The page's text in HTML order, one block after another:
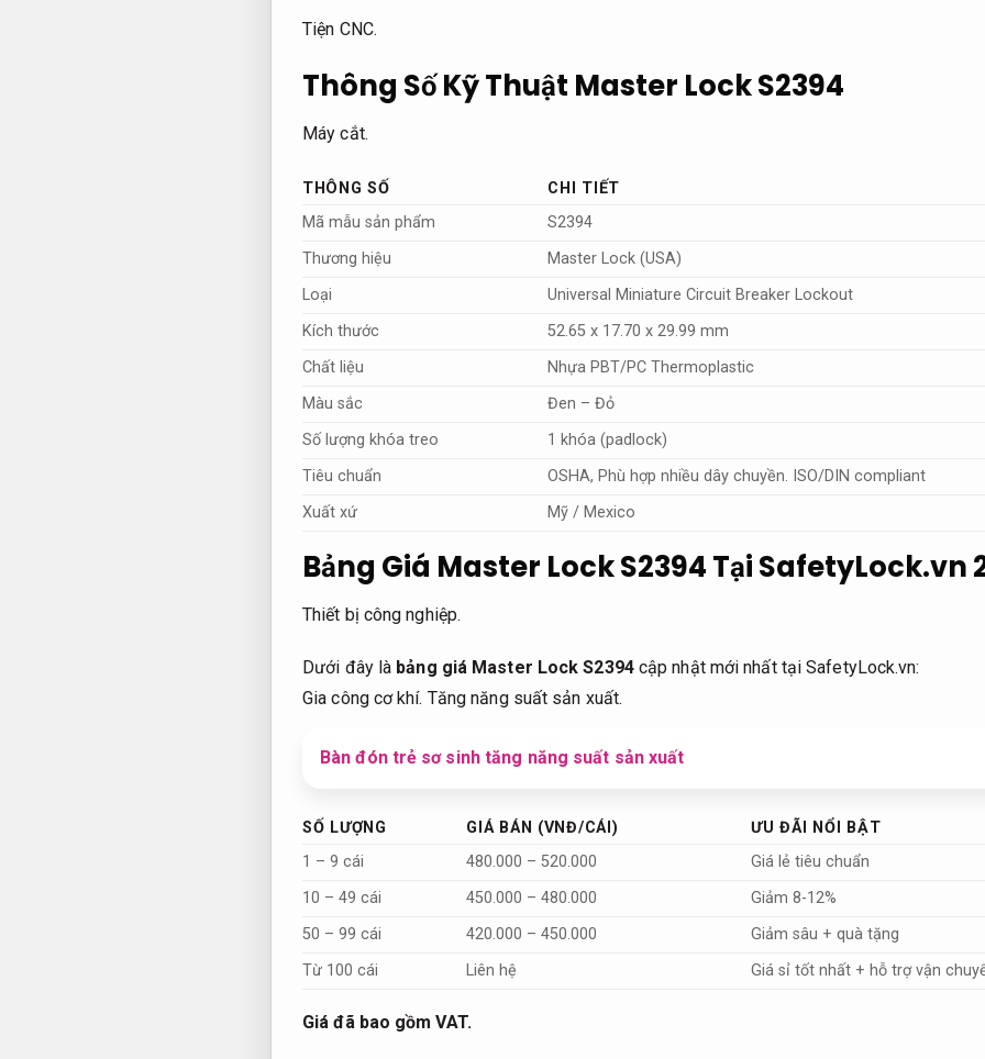
Tiện CNC.
Thông Số Kỹ Thuật Master Lock S2394
Máy cắt.
THÔNG SỐ
CHI TIẾT
Mã mẫu sản phẩm
S2394
Thương hiệu
Master Lock (USA)
Loại
Universal Miniature Circuit Breaker Lockout
Kích thước
52.65 x 17.70 x 29.99 mm
Chất liệu
Nhựa PBT/PC Thermoplastic
Màu sắc
Đen – Đỏ
Số lượng khóa treo
1 khóa (padlock)
Tiêu chuẩn
OSHA, Phù hợp nhiều dây chuyền. ISO/DIN compliant
Xuất xứ
Mỹ / Mexico
Bảng Giá Master Lock S2394 Tại SafetyLock.vn
Thiết bị công nghiệp.
Dưới đây là bảng giá Master Lock S2394cập nhật mới nhất tại SafetyLock.vn:
Gia công cơ khí. Tăng năng suất sản xuất.
Bàn đón trẻ sơ sinh tăng năng suất sản xuất
SỐ LƯỢNG GIÁ BÁN (VNĐ/CÁI)
ƯU ĐÃI NỔI BẬT
1 – 9 cái
480.000 – 520.000
Giá lẻ tiêu chuẩn
10 – 49 cái
450.000 – 480.000
Giảm 8-12%
50 – 99 cái
420.000 – 450.000
Giảm sâu + quà tặng
Từ 100 cái
Liên hệ Giá sỉ tốt nhất + hỗ trợ vận
Giá đã bao gồm VAT.